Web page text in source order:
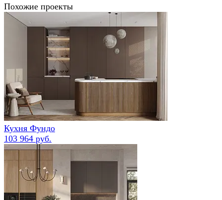
Похожие проекты
Кухня Фундо
103 964 руб.